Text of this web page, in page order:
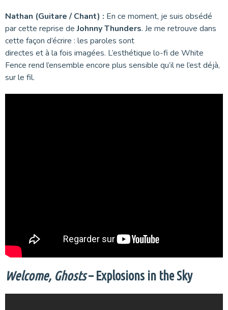
Nathan (Guitare / Chant) : En ce moment, je suis obsédé
par cette reprise deJohnny Thunders. Je me retrouve dans
cette façon d’écrire : les paroles sont
directes et à la fois imagées. L’esthétique lo-fi de White
Fence rend l’ensemble encore plus sensible qu’il ne l’est déjà,
sur le fil.
Welcome, Ghosts– Explosions in the Sky